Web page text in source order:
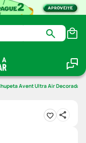
Avent Ultra Air Decorada